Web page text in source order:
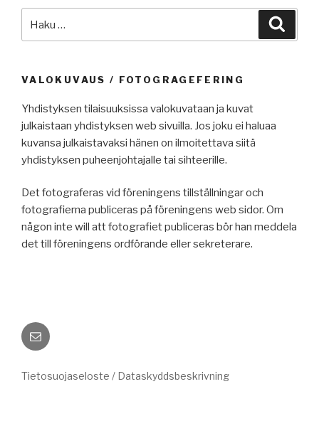
VALOKUVAUS / FOTOGRAGEFERING
Yhdistyksen tilaisuuksissa valokuvataan ja kuvat
julkaistaan yhdistyksen web sivuilla. Jos joku ei haluaa
kuvansa julkaistavaksi hänen on ilmoitettava siitä
yhdistyksen puheenjohtajalle tai sihteerille.
Det fotograferas vid föreningens tillställningar och
fotografierna publiceras på föreningens web sidor. Om
någon inte will att fotografiet publiceras bör han meddela
det till föreningens ordförande eller sekreterare.
Sähköposti
Tietosuojaseloste / Dataskyddsbeskrivning